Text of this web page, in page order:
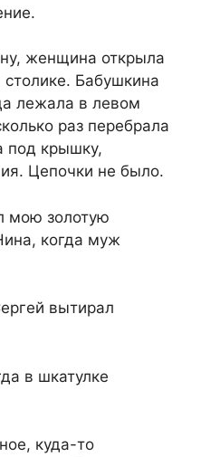
женщина открыла
столике. Бабушкина
лежала в левом
раз перебрала
под крышку,
Цепочки не было.
мою золотую
когда муж
вытирал
в шкатулке
куда-то